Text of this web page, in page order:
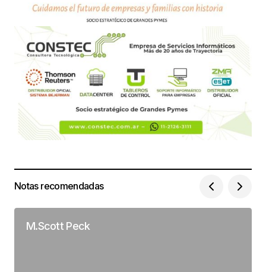
Notas recomendadas
M.Scott Peck